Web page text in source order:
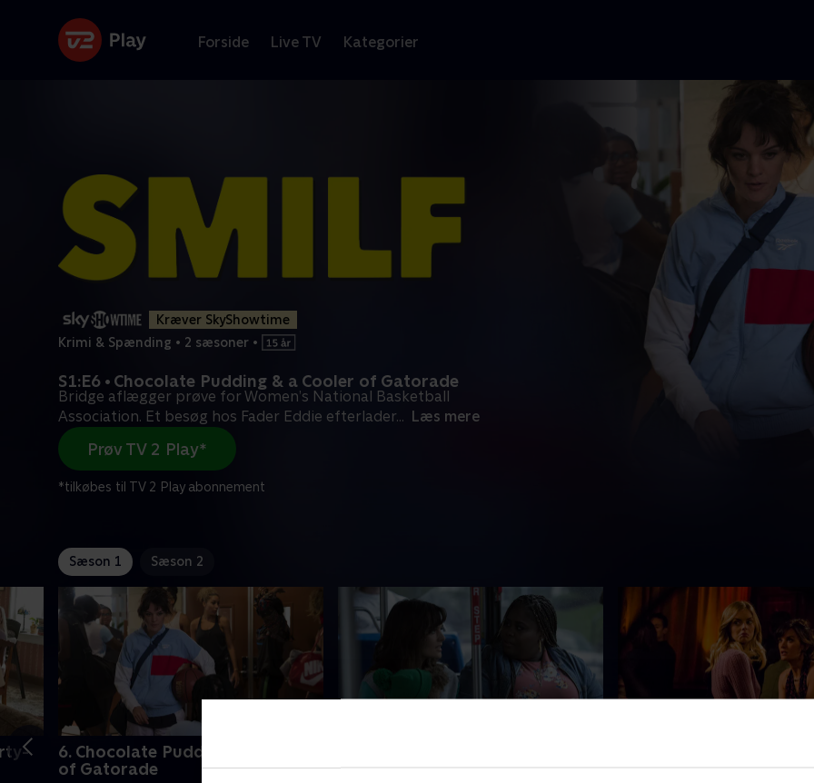
Forside Live TV Kategorier
Kræver SkyShowtime
Krimi & Spænding • 2 sæsoner •
S1:E6 • Chocolate Pudding & a Cooler of Gatorade
Bridge aflægger prøve for Women’s National Basketball
Association. Et besøg hos Fader Eddie efterlader... Læs mere
Prøv TV 2 Play*
*tilkøbes til TV 2 Play abonnement
Sæson 1 Sæson 2
6. Chocolate Pudding & a Cooler
of Gatorade
of Wine